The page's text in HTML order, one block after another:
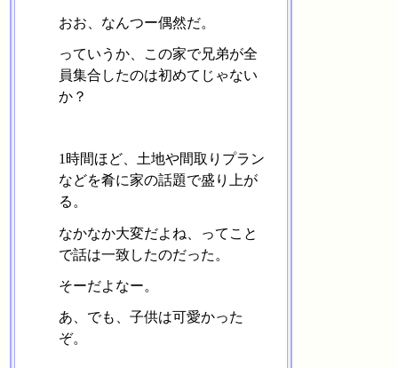
おお、なんつー偶然だ。
っていうか、この家で兄弟が全
員集合したのは初めてじゃない
か？
1時間ほど、土地や間取りプラン
などを肴に家の話題で盛り上が
る。
なかなか大変だよね、ってこと
で話は一致したのだった。
そーだよなー。
あ、でも、子供は可愛かった
ぞ。